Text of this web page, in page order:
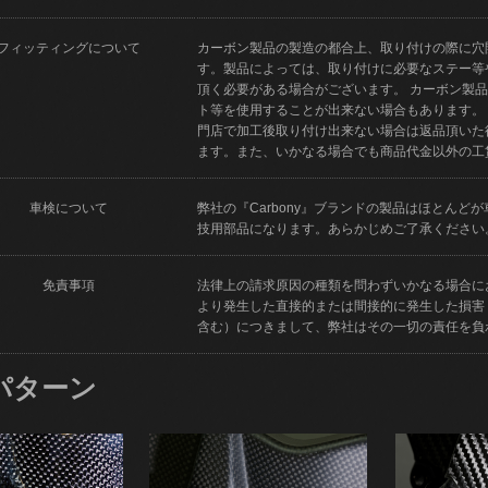
ィッティングについて
カーボン製品の製造の都合上、取り付けの際に
す。製品によっては、取り付けに必要なステー
頂く必要がある場合がございます。 カーボン製
ト等を使用することが出来ない場合もあります
門店で加工後取り付け出来ない場合は返品頂い
ます。また、いかなる場合でも商品代金以外の
車検について
弊社の『Carbony』ブランドの製品はほとんど
技用部品になります。あらかじめご了承ください
免責事項
法律上の請求原因の種類を問わずいかなる場合
より発生した直接的または間接的に発生した損
含む）につきまして、弊社はその一切の責任を
ターン